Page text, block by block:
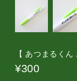
【 あつまるく
¥300